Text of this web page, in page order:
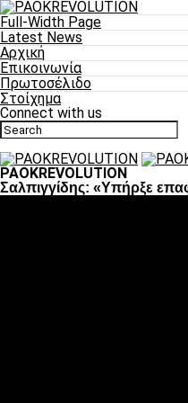
Full-Width Page
Latest News
Αρχική
Επικοινωνία
Πρωτοσέλιδο
Στοίχημα
Connect with us
PAOKREVOLUTION
Σαλπιγγίδης: «Υπήρξε